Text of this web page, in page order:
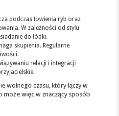
podczas łowienia ryb oraz
W zależności od stylu
do łódki.
skupienia. Regularne
relacji i integracji
wolnego czasu, który łączy w
może więc w znaczący sposób